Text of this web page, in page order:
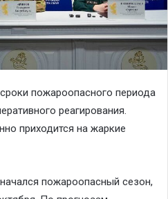
пожароопасного периода
реагирования.
приходится на жаркие
пожароопасный сезон,